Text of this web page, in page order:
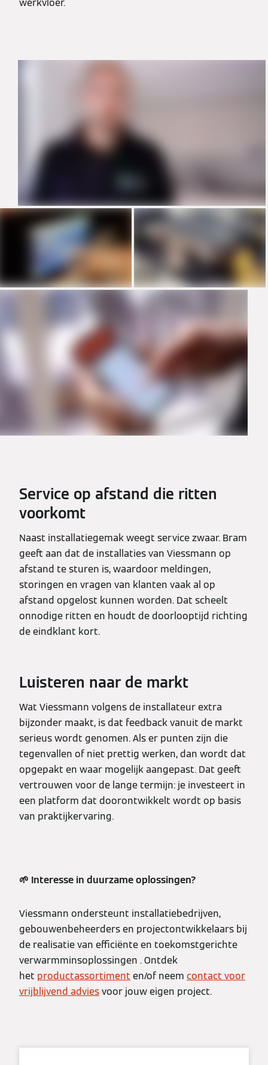
werkvloer.
Service op afstand die ritten
voorkomt
Naast installatiegemak weegt service zwaar. Bram
geeft aan dat de installaties van Viessmann op
afstand te sturen is, waardoor meldingen,
storingen en vragen van klanten vaak al op
afstand opgelost kunnen worden. Dat scheelt
onnodige ritten en houdt de doorlooptijd richting
de eindklant kort.
Luisteren naar de markt
Wat Viessmann volgens de installateur extra
bijzonder maakt, is dat feedback vanuit de markt
serieus wordt genomen. Als er punten zijn die
tegenvallen of niet prettig werken, dan wordt dat
opgepakt en waar mogelijk aangepast. Dat geeft
vertrouwen voor de lange termijn: je investeert in
een platform dat doorontwikkelt wordt op basis
van praktijkervaring.
🌱 Interesse in duurzame oplossingen?
Viessmann ondersteunt installatiebedrijven,
gebouwenbeheerders en projectontwikkelaars bij
de realisatie van efficiënte en toekomstgerichte
verwarmminsoplossingen . Ontdek
het productassortiment en/of neem contact voor
vrijblijvend adviesvoor jouw eigen project.